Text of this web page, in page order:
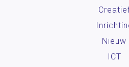
Nieuw
ICT